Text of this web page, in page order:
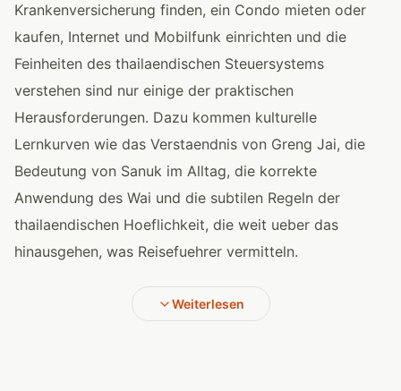
Krankenversicherung finden, ein Condo mieten oder
kaufen, Internet und Mobilfunk einrichten und die
Feinheiten des thailaendischen Steuersystems
verstehen sind nur einige der praktischen
Herausforderungen. Dazu kommen kulturelle
Lernkurven wie das Verstaendnis von Greng Jai, die
Bedeutung von Sanuk im Alltag, die korrekte
Anwendung des Wai und die subtilen Regeln der
thailaendischen Hoeflichkeit, die weit ueber das
hinausgehen, was Reisefuehrer vermitteln.
Weiterlesen